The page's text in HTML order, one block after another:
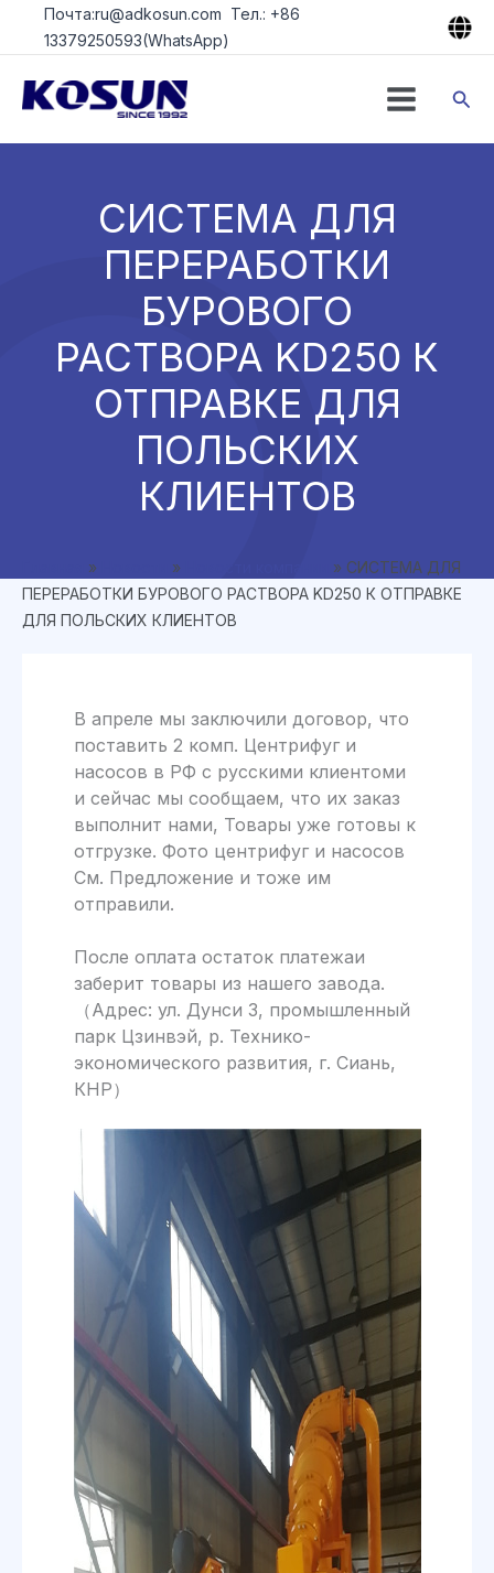
ПерейтиПочта:ru@adkosun.com Тел.: +86
13379250593(WhatsApp)
СИСТЕМА ДЛЯ
ПЕРЕРАБОТКИ
БУРОВОГО
РАСТВОРА KD250 К
ОТПРАВКЕ ДЛЯ
ПОЛЬСКИХ
КЛИЕНТОВ
» » » СИСТЕМА ДЛЯ
ПЕРЕРАБОТКИ БУРОВОГО РАСТВОРА KD250 К ОТПРАВКЕ
ДЛЯ ПОЛЬСКИХ КЛИЕНТОВ
В апреле мы заключили договор, что
поставить 2 комп. Центрифуг и
насосов в РФ с русскими клиентоми
и сейчас мы сообщаем, что их заказ
выполнит нами, Товары уже готовы к
отгрузке. Фото центрифуг и насосов
См. Предложение и тоже им
отправили.
После оплата остаток платежаи
заберит товары из нашего завода.
（Адрес: ул. Дунси 3, промышленный
парк Цзинвэй, р. Технико-
экономического развития, г. Сиань,
КНР）